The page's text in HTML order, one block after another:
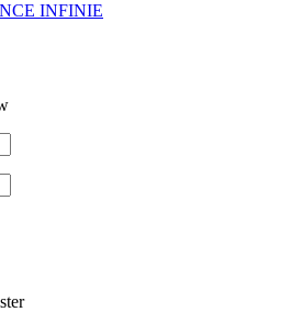
INFINIE